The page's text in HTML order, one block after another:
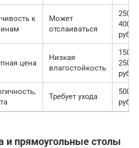
к
Может
отслаиваться
2500-
4000
руб.
цена
Низкая
влагостойкость
1500-
2500
руб.
Требует ухода
5000+
руб.
и прямоугольные столы